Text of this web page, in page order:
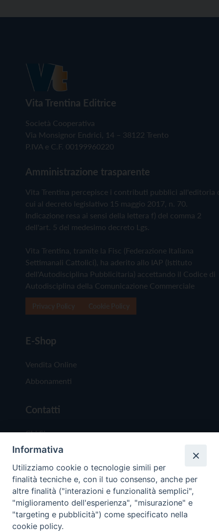
Vita Trentina Editrice
Società Cooperativa
Via Monsignor Endrici, 14 – 38122 Trento
P.IVA e C.F. 00199960220
Amministrazione trasparente
Vita Trentina percepisce i contributi pubblici all'editoria
cui al decreto legislativo 15 maggio 2017, n. 70.
Indicazione resa ai sensi della lettera f) del comma 2
dell'art. 5 del medesimo decreto Lgs.
Vita Trentina, tramite la Fisc (Federazione Italiana
Settimanali Cattolici), ha aderito allo IAP (Istituto
dell'Autodisciplina Pubblicitaria) accettando il Codice di
Autodisciplina della Comunicazione Commerciale
E-Shop
Vendita Online
Abbonamenti
Contatti
Chi Siamo
Redazione
Scrivici
Copyright © 2019 - Tutti i diritti riservati - Vita
Informativa
Utilizziamo cookie o tecnologie simili per
finalità tecniche e, con il tuo consenso, anche per
altre finalità ("interazioni e funzionalità semplici",
"miglioramento dell'esperienza", "misurazione" e
"targeting e pubblicità") come specificato nella
cookie policy.